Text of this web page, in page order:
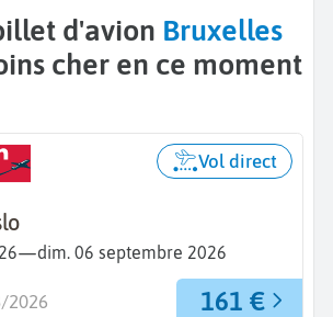
d'avion Bruxelles
cher en ce moment
—dim. 06 septembre 2026
Vol direct
161 €
2026